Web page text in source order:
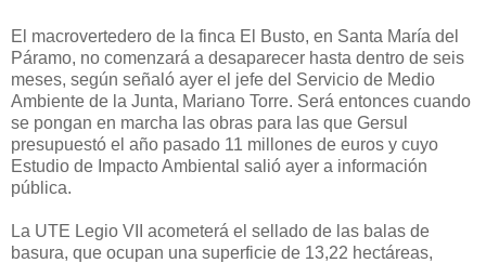
El macrovertedero de la finca El Busto, en Santa María del
Páramo, no comenzará a desaparecer hasta dentro de seis
meses, según señaló ayer el jefe del Servicio de Medio
Ambiente de la Junta, Mariano Torre. Será entonces cuando
se pongan en marcha las obras para las que Gersul
presupuestó el año pasado 11 millones de euros y cuyo
Estudio de Impacto Ambiental salió ayer a información
pública.
La UTE Legio VII acometerá el sellado de las balas de
basura, que ocupan una superficie de 13,22 hectáreas,